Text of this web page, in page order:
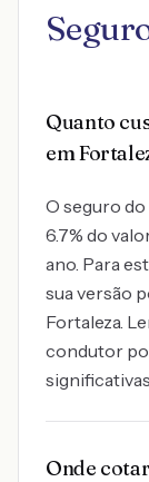
Quanto
em
O seguro
6.7% do
ano. Para
sua versão
Fortaleza.
condutor
Onde